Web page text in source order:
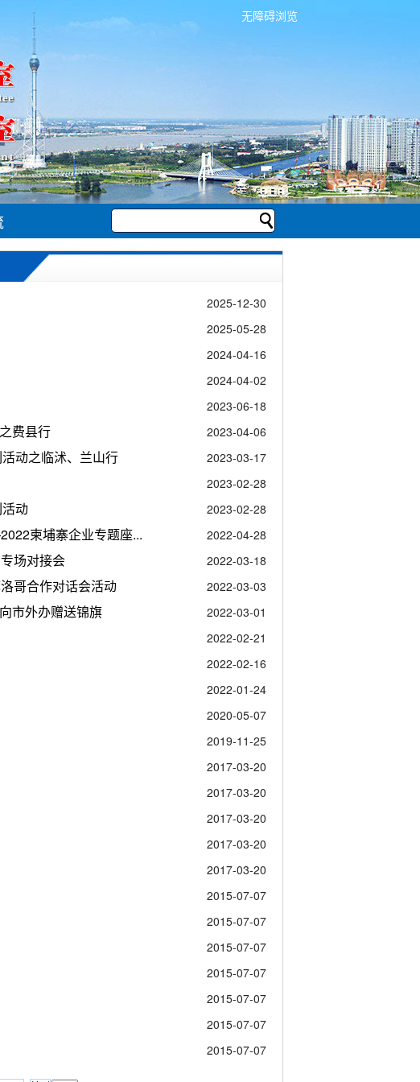
无障碍浏览
2025-12-30
2025-05-28
2024-04-16
2024-04-02
2023-06-18
费县行 2023-04-06
动之临沭、兰山行 2023-03-17
2023-02-28
动 2023-02-28
柬埔寨企业专题座... 2022-04-28
场对接会 2022-03-18
哥合作对话会活动 2022-03-03
市外办赠送锦旗 2022-03-01
2022-02-21
2022-02-16
2022-01-24
2020-05-07
2019-11-25
2017-03-20
2017-03-20
2017-03-20
2017-03-20
2017-03-20
2015-07-07
2015-07-07
2015-07-07
2015-07-07
2015-07-07
2015-07-07
2015-07-07